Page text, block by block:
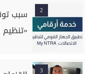
2
سبب
3